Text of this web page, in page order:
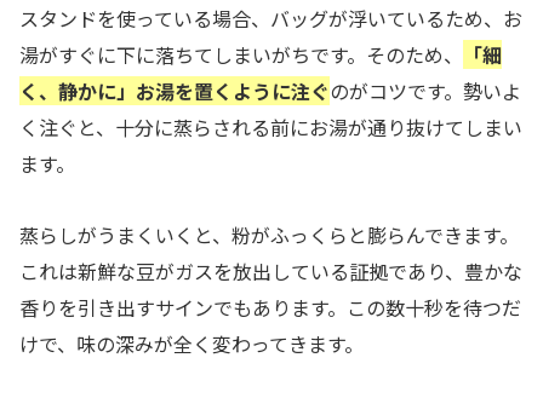
スタンドを使っている場合、バッグが浮いているため、お
湯がすぐに下に落ちてしまいがちです。そのため、
「細
く、静かに」お湯を置くように注ぐのがコツです。勢いよ
く注ぐと、十分に蒸らされる前にお湯が通り抜けてしまい
ます。
蒸らしがうまくいくと、粉がふっくらと膨らんできます。
これは新鮮な豆がガスを放出している証拠であり、豊かな
香りを引き出すサインでもあります。この数十秒を待つだ
けで、味の深みが全く変わってきます。